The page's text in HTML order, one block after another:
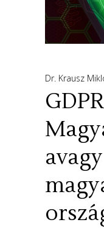
Dr. Krausz
GDPR